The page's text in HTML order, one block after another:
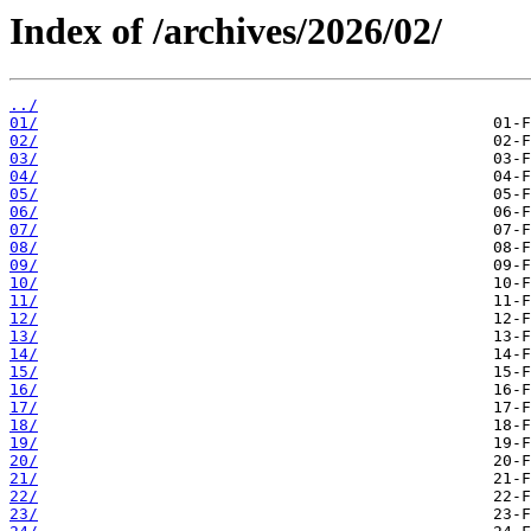
Index of /archives/2026/02/
../
01/
02/
03/
04/
05/
06/
07/
08/
09/
10/
11/
12/
13/
14/
15/
16/
17/
18/
19/
20/
21/
22/
23/